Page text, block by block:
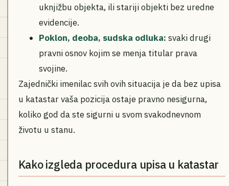
uknjižbu objekta, ili stariji objekti bez uredne
evidencije.
Poklon, deoba, sudska odluka: svaki drugi
pravni osnov kojim se menja titular prava
svojine.
Zajednički imenilac svih ovih situacija je da bez upisa
u katastar vaša pozicija ostaje pravno nesigurna,
koliko god da ste sigurni u svom svakodnevnom
životu u stanu.
Kako izgleda procedura upisa u katastar